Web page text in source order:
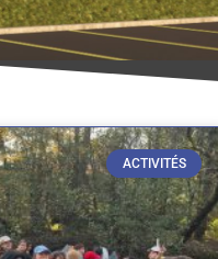
ACTIVITÉS